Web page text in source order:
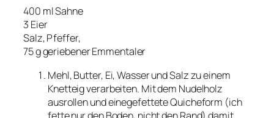
400 ml Sahne
3 Eier
Salz, Pfeffer,
75 g geriebener Emmentaler
Mehl, Butter, Ei, Wasser und Salz zu einem
Knetteig verarbeiten. Mit dem Nudelholz
ausrollen und einegefettete Quicheform (ich